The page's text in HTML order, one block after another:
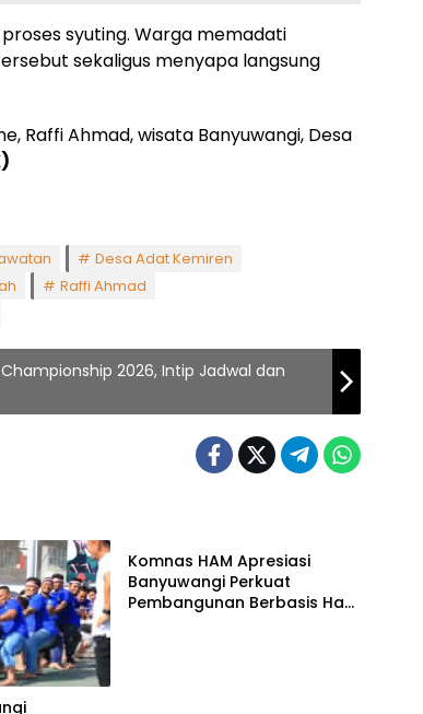
syuting. Warga memadati
sekaligus menyapa langsung
Raffi Ahmad, wisata Banyuwangi, Desa
Desa Adat Kemiren
Raffi Ahmad
Championship 2026, Intip Jadwal dan
Komnas HAM Apresiasi
Banyuwangi Perkuat
Pembangunan Berbasis Hak